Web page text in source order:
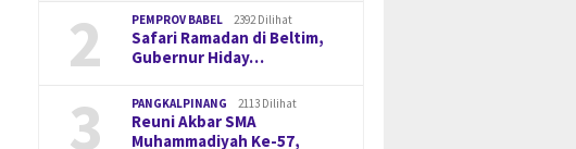
2 PEMPROV BABEL 2392 Dilihat
Safari Ramadan di Beltim,
Gubernur Hiday…
3 PANGKALPINANG 2113 Dilihat
Reuni Akbar SMA
Muhammadiyah Ke-57,